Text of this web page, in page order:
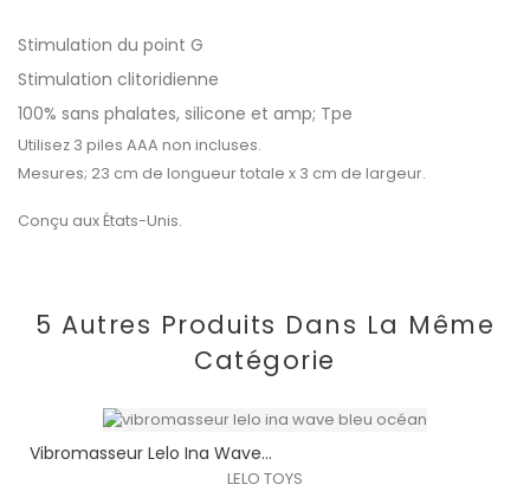
Stimulation du point G
Stimulation clitoridienne
100% sans phalates, silicone et amp; Tpe
Utilisez 3 piles AAA non incluses.
Mesures; 23 cm de longueur totale x 3 cm de largeur.
Conçu aux États-Unis.
5 Autres Produits Dans La Même
Catégorie
Vibromasseur Lelo Ina Wave...
LELO TOYS